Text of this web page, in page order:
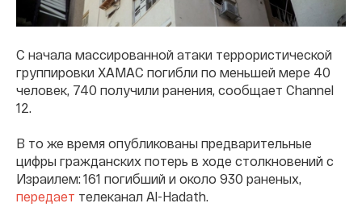
С начала массированной атаки террористической
группировки ХАМАС погибли по меньшей мере 40
человек, 740 получили ранения, сообщает Channel
12.
В то же время опубликованы предварительные
цифры гражданских потерь в ходе столкновений с
Израилем: 161 погибший и около 930 раненых,
передает телеканал Al-Hadath.